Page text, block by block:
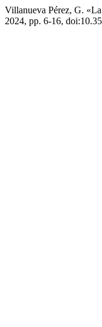
Villanueva Pérez, G.
2024, pp. 6-16,